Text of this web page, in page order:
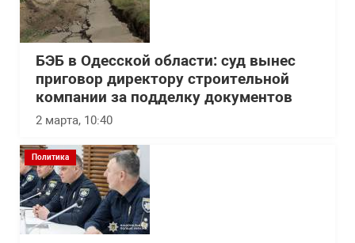
БЭБ в Одесской области: суд вынес
приговор директору строительной
компании за подделку документов
2 марта, 10:40
Политика